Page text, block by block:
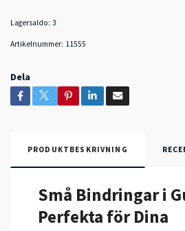
Lagersaldo: 3
Artikelnummer: 11555
Dela
PRODUKTBESKRIVNING
Små Bindringar i
Perfekta för Dina